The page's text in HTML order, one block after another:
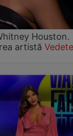
Houston.
artistă Vedete